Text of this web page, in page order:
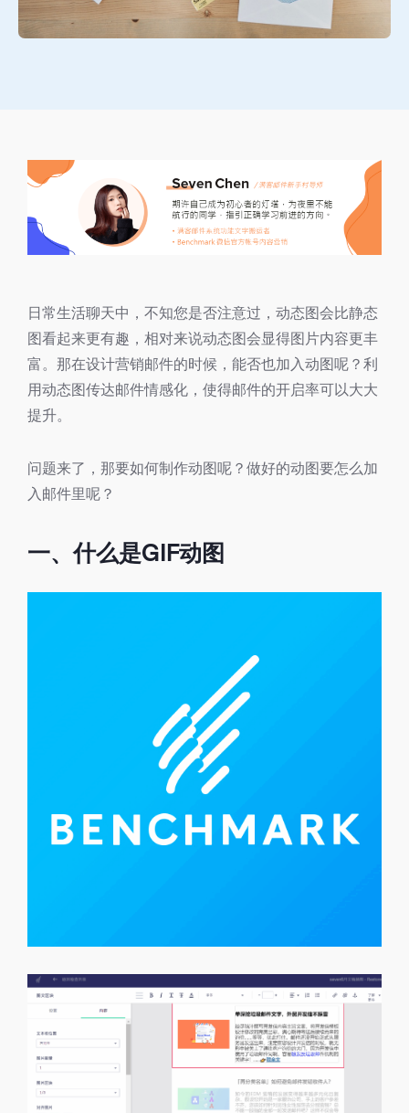
日常生活聊天中，不知您是否注意过，动态图会比静态
图看起来更有趣，相对来说动态图会显得图片内容更丰
富。那在设计营销邮件的时候，能否也加入动图呢？利
用动态图传达邮件情感化，使得邮件的开启率可以大大
提升。
问题来了，那要如何制作动图呢？做好的动图要怎么加
入邮件里呢？
一、什么是GIF动图